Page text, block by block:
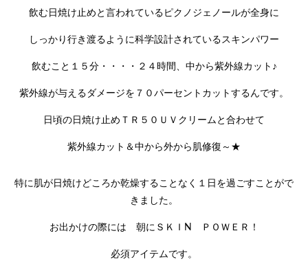
飲む日焼け止めと言われているピクノジェノールが全身に
しっかり行き渡るように科学設計されているスキンパワー
飲むこと１５分・・・・２４時間、中から紫外線カット♪
紫外線が与えるダメージを７０パーセントカットするんです。
日頃の日焼け止めＴＲ５０ＵＶクリームと合わせて
紫外線カット＆中から外から肌修復～★
特に肌が日焼けどころか乾燥することなく１日を過ごすことがで
きました。
お出かけの際には 朝にＳＫＩN ＰＯＷＥＲ！
必須アイテムです。